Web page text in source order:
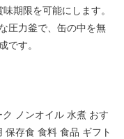
期限を可能にします。
圧力釜で、缶の中を無
です。
ノンオイル 水煮 おす
保存食 食料 食品 ギフト